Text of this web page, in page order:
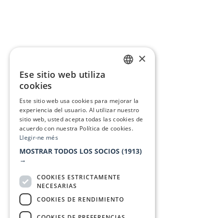
×
Ese sitio web utiliza
cookies
Este sitio web usa cookies para mejorar la
experiencia del usuario. Al utilizar nuestro
sitio web, usted acepta todas las cookies de
acuerdo con nuestra Política de cookies.
Llegir-ne més
MOSTRAR TODOS LOS SOCIOS (1913)
→
COOKIES ESTRICTAMENTE
NECESARIAS
COOKIES DE RENDIMIENTO